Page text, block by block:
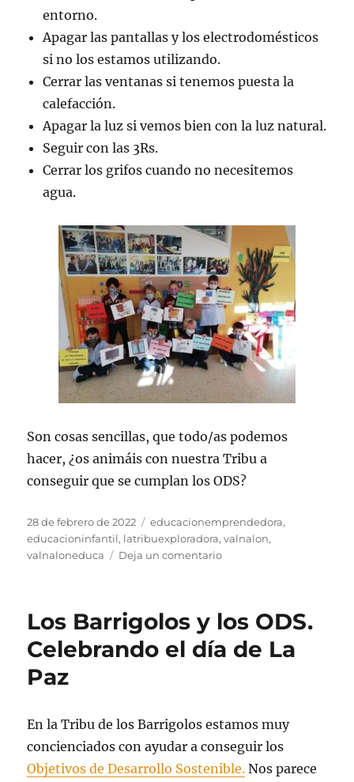
entorno.
Apagar las pantallas y los electrodomésticos
si no los estamos utilizando.
Cerrar las ventanas si tenemos puesta la
calefacción.
Apagar la luz si vemos bien con la luz natural.
Seguir con las 3Rs.
Cerrar los grifos cuando no necesitemos
agua.
Son cosas sencillas, que todo/as podemos
hacer, ¿os animáis con nuestra Tribu a
conseguir que se cumplan los ODS?
Publicado
el
28 de febrero de 2022 Etiquetas
educacionemprendedora,
educacioninfantil, latribuexploradora,valnalon,
valnaloneduca
Deja un comentarioen
comprometida,
por
Los Barrigolos y los ODS.
Celebrando el día de La
Paz
En la Tribu de los Barrigolos estamos muy
concienciados con ayudar a conseguir los
Objetivos de Desarrollo Sostenible. Nos parece